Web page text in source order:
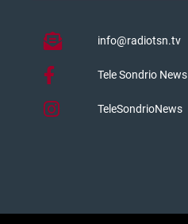
info@radiotsn.tv
Tele Sondrio News
TeleSondrioNews